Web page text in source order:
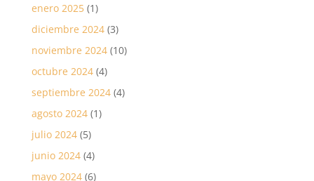
enero 2025(1)
diciembre 2024(3)
noviembre 2024(10)
octubre 2024(4)
septiembre 2024(4)
agosto 2024(1)
julio 2024(5)
junio 2024(4)
mayo 2024(6)